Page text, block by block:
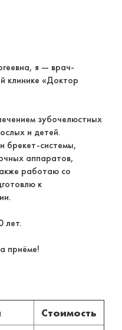
я — врач-
клинике «Доктор
зубочелюстных
и детей.
брекет-системы,
аппаратов,
работаю со
к
лет.
приёме!
Стоимость